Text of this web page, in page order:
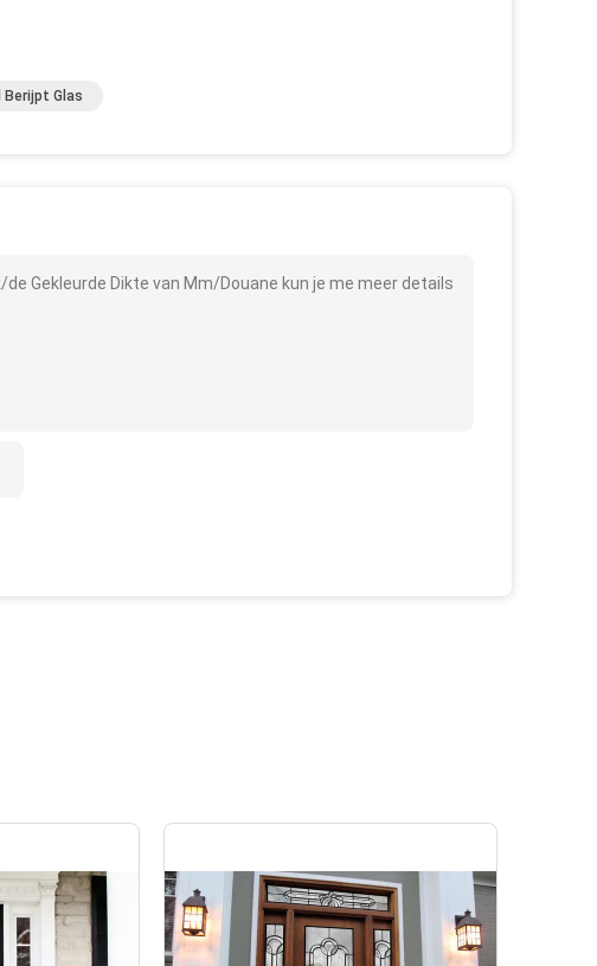
Berijpt Glas
Gekleurde Dikte van Mm/Douane kun je me meer details